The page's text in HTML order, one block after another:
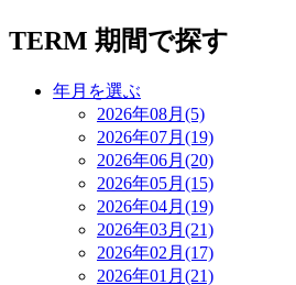
TERM 期間で探す
年月を選ぶ
2026年08月(5)
2026年07月(19)
2026年06月(20)
2026年05月(15)
2026年04月(19)
2026年03月(21)
2026年02月(17)
2026年01月(21)